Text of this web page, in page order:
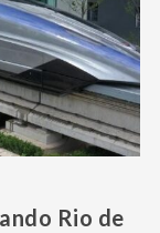
Rio de